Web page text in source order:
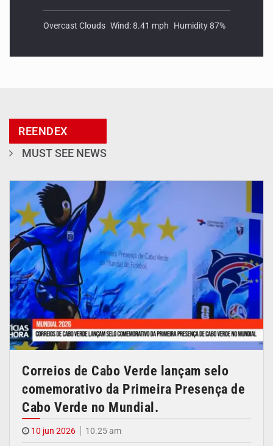
Overcast Clouds Wind: 8.41 mph Humidity 87%
REENDEX
MUST SEE NEWS
Correios de Cabo Verde lançam selo
comemorativo da Primeira Presença de
Cabo Verde no Mundial.
10 jun 2026 10.25 am